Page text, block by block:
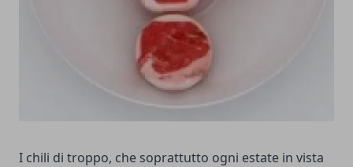
I chili di troppo, che soprattutto ogni estate in vista